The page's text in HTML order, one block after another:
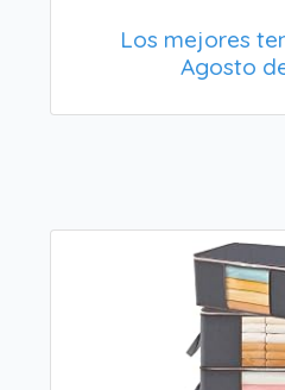
Los mejores
Agosto